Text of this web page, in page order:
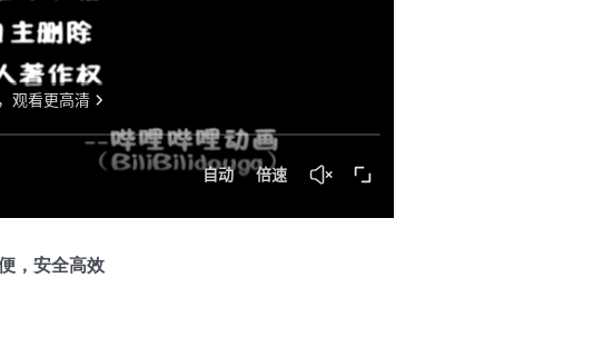
，安全高效